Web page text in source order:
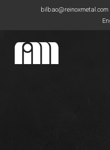
bilbao@reinoxmetal.com